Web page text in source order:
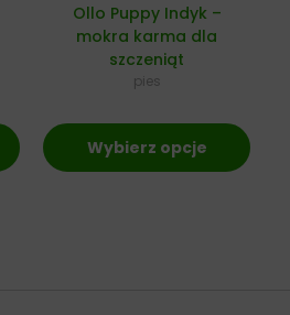
Ollo Puppy Indyk –
mokra karma dla
szczeniąt
pies
Wybierz opcje